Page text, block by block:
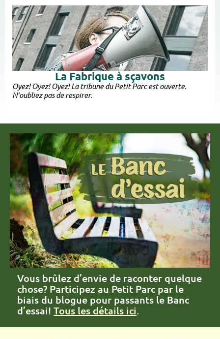
La Fabrique à sçavons
Oyez! Oyez! Oyez! La tribune du Petit Parc est ouverte.
N’oubliez pas de respirer.
Vous brûlez d’envie de raconter quelque
chose? Participez au Petit Parc par le
biais du blogue pour passants le Banc
d’essai! Tous les détails ici.